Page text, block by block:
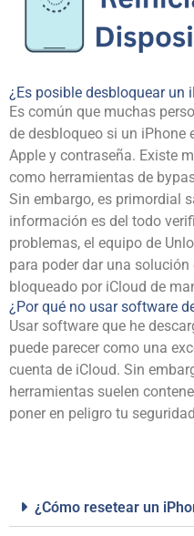
¿Es posible desbloquear un
Es común que muchas
de desbloqueo si un iPhone
Apple y contraseña. Existe
como herramientas de
Sin embargo, es primordial
información es del todo
problemas, el equipo de
para poder dar una
bloqueado por iCloud de
¿Por qué no usar software
Usar software que he
puede parecer como una
cuenta de iCloud. Sin
herramientas suelen
poner en peligro tu
¿Cómo resetear un